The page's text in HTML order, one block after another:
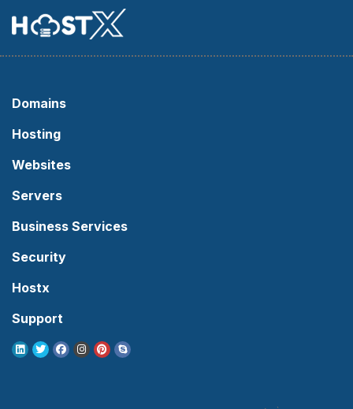
Domains
Hosting
Websites
Servers
Business Services
Security
Hostx
Support